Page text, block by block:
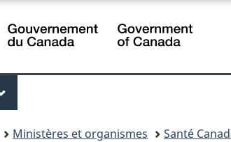
Ministères et organismes Santé